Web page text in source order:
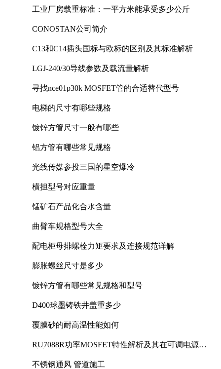
工业厂房载重标准：一平方米能承受多少公斤
CONOSTAN公司简介
C13和C14插头国标与欧标的区别及其标准解析
LGJ-240/30导线参数及载流量解析
寻找nce01p30k MOSFET管的合适替代型号
电梯的尺寸有哪些规格
镀锌方管尺寸一般有哪些
铝方管有哪些常见规格
光线传媒参投三国的星空爆冷
横担型号对应重量
锰矿石产品化合水含量
曲臂车规格型号大全
配电柜母排螺栓力矩要求及连接规范详解
膨胀螺丝尺寸是多少
镀锌方管有哪些常见规格和型号
D400球墨铸铁井盖重多少
覆膜砂的耐高温性能如何
RU7088R功率MOSFET特性解析及其在可调电源设
不锈钢通风 管道施工